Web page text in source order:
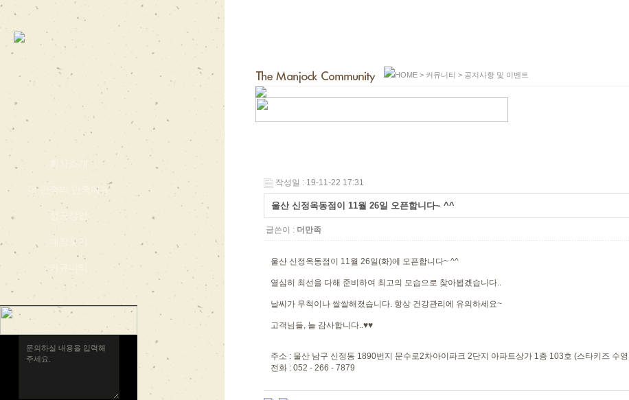
회사소개
더 만족의 만족메뉴
성공창업
매장찾기
커뮤니티
HOME > 커뮤니티 > 공지사항 및 이벤트
작성일 : 19-11-22 17:31
울산 신정옥동점이 11월 26일 오픈합니다~ ^^
글쓴이 : 더만족
울산 신정옥동점이 11월 26일(화)에 오픈합니다~ ^^
열심히 최선을 다해 준비하여 최고의 모습으로 찾아뵙겠습니다..
날씨가 무척이나 쌀쌀해졌습니다. 항상 건강관리에 유의하세요~
고객님들, 늘 감사합니다..♥♥
주소 : 울산 남구 신정동 1890번지 문수로2차아이파크 2단지 아파트상가 1층 103호 (스타키즈 수
전화 : 052 - 266 - 7879